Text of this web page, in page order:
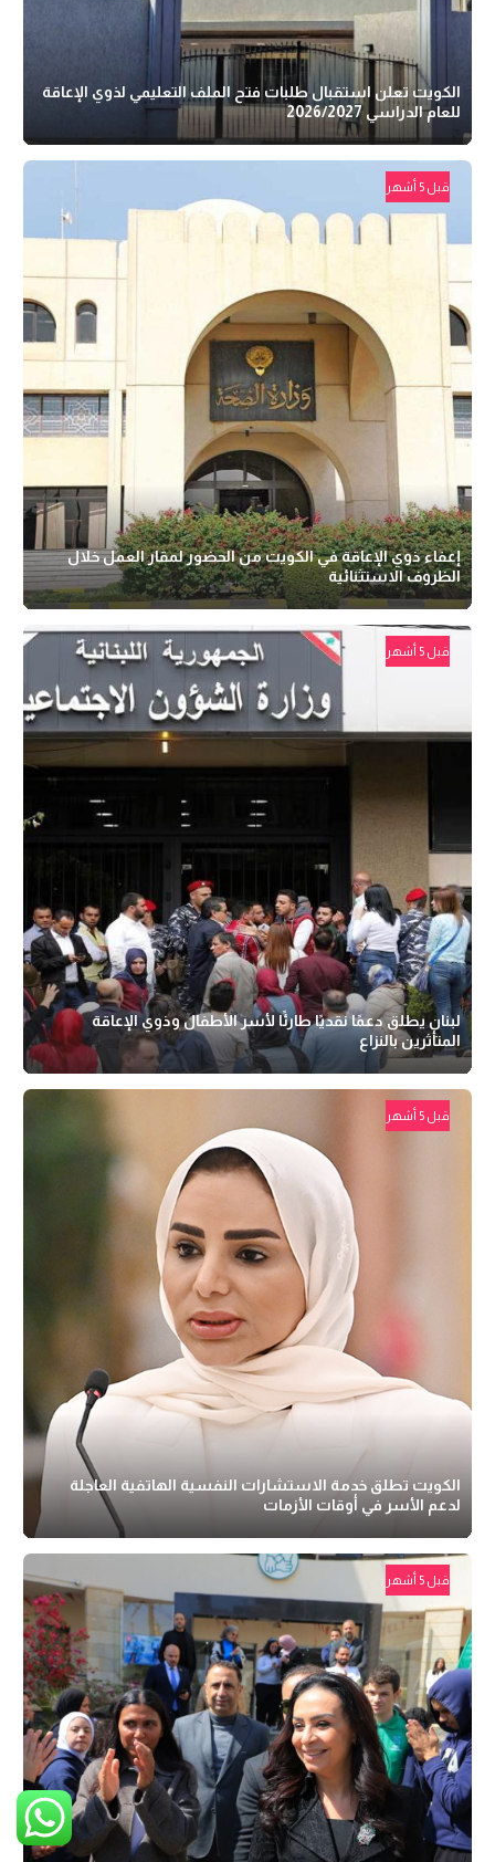
الكويت تعلن استقبال طلبات فتح الملف التعليمي لذوي الإعاقة
للعام الدراسي 2026/2027
قبل 5 أشهر
إعفاء ذوي الإعاقة في الكويت من الحضور لمقار العمل خلال
الظروف الاستثنائية
قبل 5 أشهر
لبنان يطلق دعمًا نقديًا طارئًا لأسر الأطفال وذوي الإعاقة
المتأثرين بالنزاع
قبل 5 أشهر
الكويت تطلق خدمة الاستشارات النفسية الهاتفية العاجلة
لدعم الأسر في أوقات الأزمات
قبل 5 أشهر